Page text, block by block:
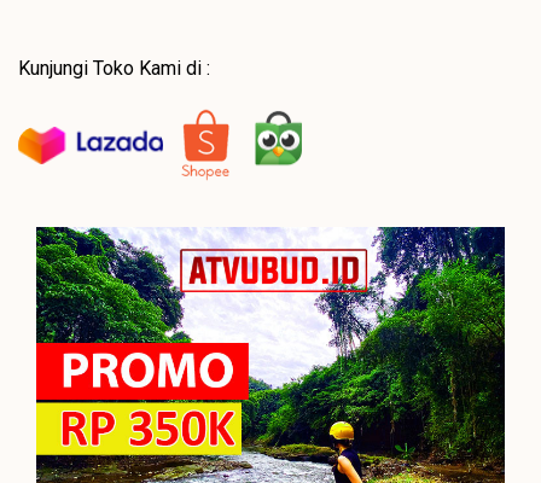
Kunjungi Toko Kami di :